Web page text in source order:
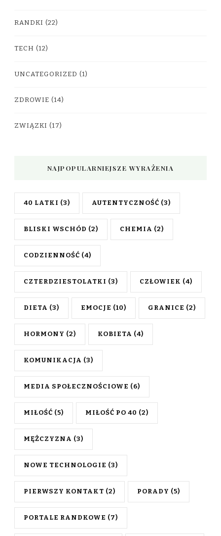
RANDKI (22)
TECH (12)
UNCATEGORIZED (1)
ZDROWIE (14)
ZWIĄZKI (17)
NAJPOPULARNIEJSZE WYRAŻENIA
40 LATKI (3) AUTENTYCZNOŚĆ (3)
BLISKI WSCHÓD (2) CHEMIA (2)
CODZIENNOŚĆ (4)
CZTERDZIESTOLATKI (3) CZŁOWIEK (4)
DIETA (3) EMOCJE (10) GRANICE (2)
HORMONY (2) KOBIETA (4)
KOMUNIKACJA (3)
MEDIA SPOŁECZNOŚCIOWE (6)
MIŁOŚĆ (5) MIŁOŚĆ PO 40 (2)
MĘŻCZYZNA (3)
NOWE TECHNOLOGIE (3)
PIERWSZY KONTAKT (2) PORADY (5)
PORTALE RANDKOWE (7)